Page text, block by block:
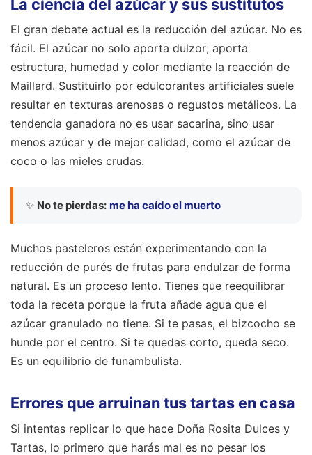
La ciencia del azúcar y sus sustitutos
El gran debate actual es la reducción del azúcar. No es
fácil. El azúcar no solo aporta dulzor; aporta
estructura, humedad y color mediante la reacción de
Maillard. Sustituirlo por edulcorantes artificiales suele
resultar en texturas arenosas o regustos metálicos. La
tendencia ganadora no es usar sacarina, sino usar
menos azúcar y de mejor calidad, como el azúcar de
coco o las mieles crudas.
✨ No te pierdas: me ha caído el muerto
Muchos pasteleros están experimentando con la
reducción de purés de frutas para endulzar de forma
natural. Es un proceso lento. Tienes que reequilibrar
toda la receta porque la fruta añade agua que el
azúcar granulado no tiene. Si te pasas, el bizcocho se
hunde por el centro. Si te quedas corto, queda seco.
Es un equilibrio de funambulista.
Errores que arruinan tus tartas en casa
Si intentas replicar lo que hace Doña Rosita Dulces y
Tartas, lo primero que harás mal es no pesar los